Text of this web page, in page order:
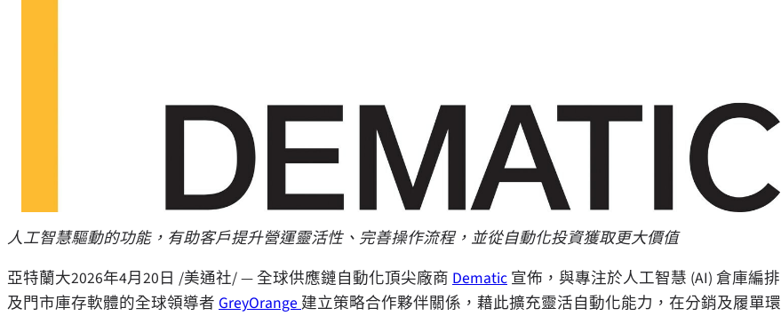
人工智慧驅動的功能，有助客戶提升營運靈活性、完善操作流程，並從自動化投資獲取更大價值
亞特蘭大2026年4月20日 /美通社/ — 全球供應鏈自動化頂尖廠商 Dematic 宣佈，與專注於人工智慧 (AI) 倉庫編排
及門市庫存軟體的全球領導者 GreyOrange建立策略合作夥伴關係，藉此擴充靈活自動化能力，在分銷及履單環